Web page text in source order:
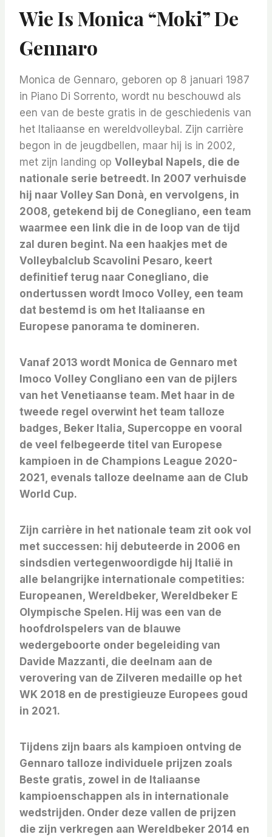
Wie Is Monica “Moki” De
Gennaro
Monica de Gennaro, geboren op 8 januari 1987
in Piano Di Sorrento, wordt nu beschouwd als
een van de beste gratis in de geschiedenis van
het Italiaanse en wereldvolleybal. Zijn carrière
begon in de jeugdbellen, maar hij is in 2002,
met zijn landing op Volleybal Napels, die de
nationale serie betreedt. In 2007 verhuisde
hij naar Volley San Donà, en vervolgens, in
2008, getekend bij de Conegliano, een team
waarmee een link die in de loop van de tijd
zal duren begint. Na een haakjes met de
Volleybalclub Scavolini Pesaro, keert
definitief terug naar Conegliano, die
ondertussen wordt Imoco Volley, een team
dat bestemd is om het Italiaanse en
Europese panorama te domineren.
Vanaf 2013 wordt Monica de Gennaro met
Imoco Volley Congliano een van de pijlers
van het Venetiaanse team. Met haar in de
tweede regel overwint het team talloze
badges, Beker Italia, Supercoppe en vooral
de veel felbegeerde titel van Europese
kampioen in de Champions League 2020-
2021, evenals talloze deelname aan de Club
World Cup.
Zijn carrière in het nationale team zit ook vol
met successen: hij debuteerde in 2006 en
sindsdien vertegenwoordigde hij Italië in
alle belangrijke internationale competities:
Europeanen, Wereldbeker, Wereldbeker E
Olympische Spelen. Hij was een van de
hoofdrolspelers van de blauwe
wedergeboorte onder begeleiding van
Davide Mazzanti, die deelnam aan de
verovering van de Zilveren medaille op het
WK 2018 en de prestigieuze Europees goud
in 2021.
Tijdens zijn baars als kampioen ontving de
Gennaro talloze individuele prijzen zoals
Beste gratis, zowel in de Italiaanse
kampioenschappen als in internationale
wedstrijden. Onder deze vallen de prijzen
die zijn verkregen aan Wereldbeker 2014 en